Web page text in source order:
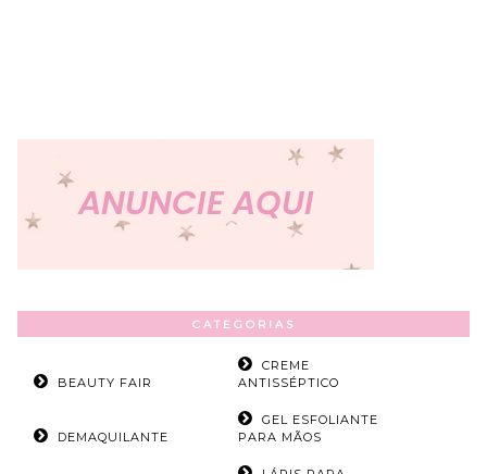
CATEGORIAS
BEAUTY FAIR
CREME
ANTISSÉPTICO
DEMAQUILANTE
GEL ESFOLIANTE
PARA MÃOS